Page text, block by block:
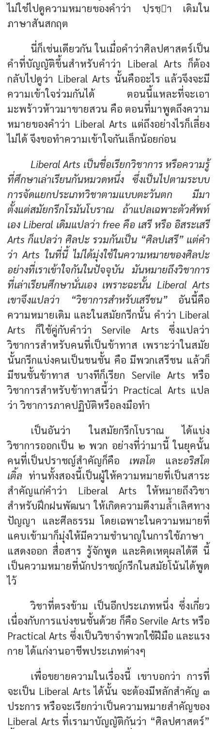
ไม่ใช่ไปดูความหมายของคำว่า ปฺรชฺา เดิมใน
ภาษาสันสกฤต
นี่ก็เช่นเดียวกัน ในเมื่อคำว่าศิลปศาสตร์เป็น
คำที่บัญญัติขึ้นสำหรับคำว่า Liberal Arts ก็ต้อง
กลับไปดูว่า Liberal Arts นั้นคืออะไร แล้วจึงจะมี
ความเข้าใจร่วมกันได้ ตอนนี้แหละที่จะเอา
มะพร้าวห้าวมาขายสวน คือ ตอนที่มาพูดถึงความ
หมายของคำว่า Liberal Arts แต่ถึงอย่างไรก็เลี่ยง
ไม่ได้ จึงขอทำความเข้าใจกันเล็กน้อยก่อน
Liberal Arts เป็นชื่อเรียกวิชาการ หรือความรู้
ที่ศึกษาเล่าเรียนกันหมวดหนึ่ง ซึ่งเป็นไปตามระบบ
การจัดแยกประเภทวิชาตามแบบตะวันตก มีมา
ตั้งแต่สมัยกรีกโรมันโบราณ ถ้าแปลเฉพาะตัวศัพท์
เอง Liberal เดิมแปลว่า free คือ เสรี หรือ อิสระเสรี
Arts ก็แปลว่า ศิลปะ รวมกันเป็น “ศิลปเสรี” แต่คำ
ว่า Arts ในที่นี้ ไม่ได้มุ่งใช้ในความหมายของศิลปะ
อย่างที่เราเข้าใจกันในปัจจุบัน มันหมายถึงวิชาการ
ที่เล่าเรียนศึกษานั่นเอง เพราะฉะนั้น Liberal Arts
เขาจึงแปลว่า “วิชาการสำหรับเสรีชน”อันนี้คือ
ความหมายเดิม และในสมัยกรีกนั้น คำว่า Liberal
Arts ก็ใช้คู่กับคำว่า Servile Arts ซึ่งแปลว่า
วิชาการสำหรับคนที่เป็นข้าทาส เพราะว่าในสมัย
นั้นกรีกแบ่งคนเป็นชนชั้น คือ มีพวกเสรีชน แล้วก็
มีชนชั้นข้าทาส บางทีก็เรียก Servile Arts หรือ
วิชาการสำหรับข้าทาสนี้ว่า Practical Arts แปล
ว่า วิชาการภาคปฏิบัติหรือลงมือทำ
เป็นอันว่า ในสมัยกรีกโบราณ ได้แบ่ง
วิชาการออกเป็น ๒ พวก อย่างที่ว่ามานี้ ในยุคนั้น
คนที่เป็นปราชญ์สำคัญก็คือ เพลโต และอริสโต
เติ้ล ท่านทั้งสองนี้เป็นผู้ให้ความหมายที่เป็นสาระ
สำคัญแก่คำว่า Liberal Arts ให้หมายถึงวิชา
สำหรับฝึกฝนพัฒนา ให้เกิดความดีงามล้ำเลิศทาง
ปัญญา และศีลธรรม โดยเฉพาะในความหมายที่
แคบเข้ามาก็มุ่งให้มีความชำนาญในการใช้ภาษา
แสดงออก สื่อสาร รู้จักพูด และคิดเหตุผลได้ดี นี้
เป็นความหมายที่นักปราชญ์กรีกในสมัยโน้นได้พูด
ไว้
วิชาที่ตรงข้าม เป็นอีกประเภทหนึ่ง ซึ่งเกี่ยว
เนื่องกับการแบ่งชนชั้นด้วย ก็คือ Servile Arts หรือ
Practical Arts ซึ่งเป็นวิชาจำพวกใช้ฝีมือ และแรง
กาย ได้แก่งานอาชีพประเภทต่างๆ
เพื่อขยายความในเรื่องนี้ เขาบอกว่า การที่
จะเป็น Liberal Arts ได้นั้น จะต้องมีหลักสำคัญ ๓
ประการ หรือจะเรียกว่าเป็นความหมายสำคัญของ
Liberal Arts ที่เรามาบัญญัติกันว่า “ศิลปศาสตร์”